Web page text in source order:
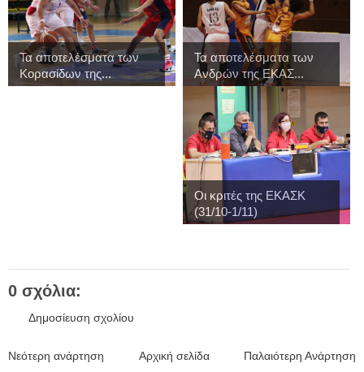
Τα αποτελέσματα των
Κορασίδων της...
Τα αποτελέσματα των
Ανδρών της ΕΚΑΣ...
Οι κριτές της ΕΚΑΣΚ
(31/10-1/11)
0 σχόλια:
Δημοσίευση σχολίου
Νεότερη ανάρτηση Παλαιότερη Ανάρτηση
Αρχική σελίδα